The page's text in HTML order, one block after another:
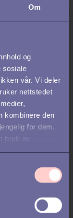
Om
og
sosiale
vår. Vi deler
nettstedet
kombinere den
for dem,
bruk av
din